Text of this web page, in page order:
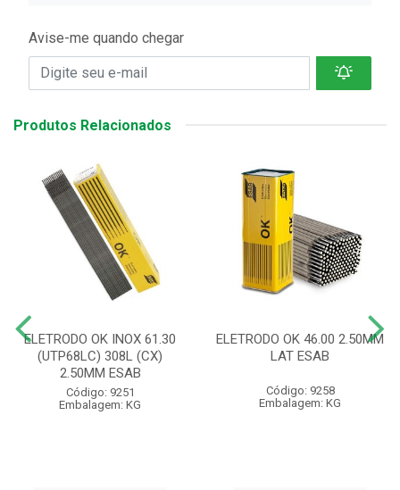
Avise-me quando chegar
Produtos Relacionados
ELETRODO OK INOX 61.30
(UTP68LC) 308L (CX)
2.50MM ESAB
Código: 9251
Embalagem: KG
ELETRODO OK 46.00 2.50MM
LAT ESAB
Código: 9258
Embalagem: KG